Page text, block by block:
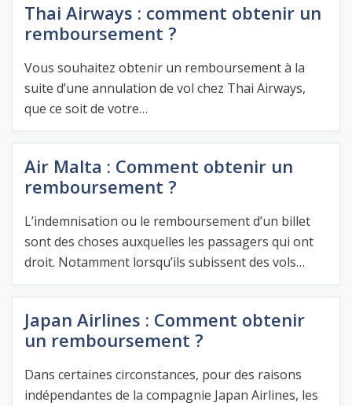
Thai Airways : comment obtenir un
remboursement ?
Vous souhaitez obtenir un remboursement à la
suite d’une annulation de vol chez Thai Airways,
que ce soit de votre…
Air Malta : Comment obtenir un
remboursement ?
L’indemnisation ou le remboursement d’un billet
sont des choses auxquelles les passagers qui ont
droit. Notamment lorsqu’ils subissent des vols…
Japan Airlines : Comment obtenir
un remboursement ?
Dans certaines circonstances, pour des raisons
indépendantes de la compagnie Japan Airlines, les